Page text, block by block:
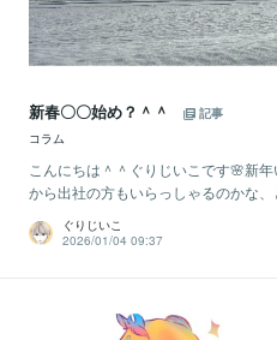
新春〇〇始め？＾＾
記事
コラム
こんにちは＾＾ぐりじいこです🌸新
から出社の方もいらっしゃるのかな
ぐりじいこ
2026/01/04 09:37